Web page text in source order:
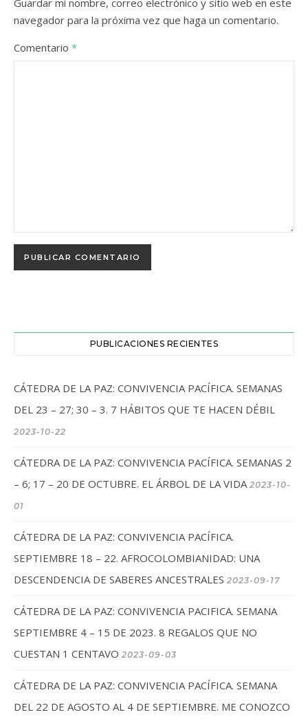
Guardar mi nombre, correo electrónico y sitio web en este
navegador para la próxima vez que haga un comentario.
Comentario *
PUBLICACIONES RECIENTES
CÁTEDRA DE LA PAZ: CONVIVENCIA PACÍFICA. SEMANAS
DEL 23 – 27; 30 – 3. 7 HÁBITOS QUE TE HACEN DÉBIL
2023-10-22
CÁTEDRA DE LA PAZ: CONVIVENCIA PACÍFICA. SEMANAS 2
– 6; 17 – 20 DE OCTUBRE. EL ÁRBOL DE LA VIDA 2023-10-
01
CÁTEDRA DE LA PAZ: CONVIVENCIA PACÍFICA.
SEPTIEMBRE 18 – 22. AFROCOLOMBIANIDAD: UNA
DESCENDENCIA DE SABERES ANCESTRALES 2023-09-17
CÁTEDRA DE LA PAZ: CONVIVENCIA PACIFICA. SEMANA
SEPTIEMBRE 4 – 15 DE 2023. 8 REGALOS QUE NO
CUESTAN 1 CENTAVO 2023-09-03
CÁTEDRA DE LA PAZ: CONVIVENCIA PACÍFICA. SEMANA
DEL 22 DE AGOSTO AL 4 DE SEPTIEMBRE. ME CONOZCO